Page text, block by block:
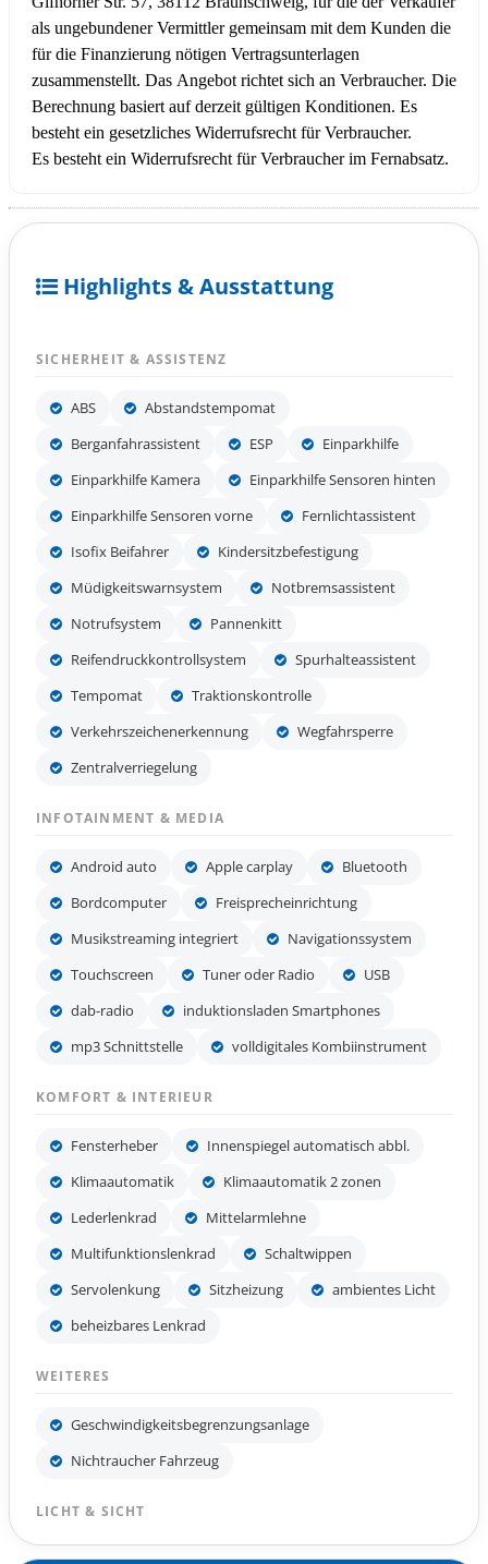
als ungebundener Vermittler gemeinsam mit dem Kunden die
für die Finanzierung nötigen Vertragsunterlagen
zusammenstellt. Das Angebot richtet sich an Verbraucher. Die
Berechnung basiert auf derzeit gültigen Konditionen. Es
besteht ein gesetzliches Widerrufsrecht für Verbraucher.
Es besteht ein Widerrufsrecht für Verbraucher im Fernabsatz.
Highlights & Ausstattung
SICHERHEIT & ASSISTENZ
ABS
Abstandstempomat
Berganfahrassistent
ESP
Einparkhilfe
Einparkhilfe Kamera
Einparkhilfe Sensoren hinten
Einparkhilfe Sensoren vorne
Fernlichtassistent
Isofix Beifahrer
Kindersitzbefestigung
Müdigkeitswarnsystem
Notbremsassistent
Notrufsystem
Pannenkitt
Reifendruckkontrollsystem
Spurhalteassistent
Tempomat
Traktionskontrolle
Verkehrszeichenerkennung
Wegfahrsperre
Zentralverriegelung
INFOTAINMENT & MEDIA
Android auto Apple carplay
Bluetooth
Bordcomputer
Freisprecheinrichtung
Musikstreaming integriert
Navigationssystem
Touchscreen
Tuner oder Radio
USB
dab-radio
induktionsladen Smartphones
mp3 Schnittstelle
volldigitales Kombiinstrument
KOMFORT & INTERIEUR
Fensterheber
Innenspiegel automatisch abbl.
Klimaautomatik
Klimaautomatik 2 zonen
Lederlenkrad
Mittelarmlehne
Multifunktionslenkrad
Schaltwippen
Servolenkung
Sitzheizung
ambientes Licht
beheizbares Lenkrad
WEITERES
Geschwindigkeitsbegrenzungsanlage
Nichtraucher Fahrzeug
LICHT & SICHT